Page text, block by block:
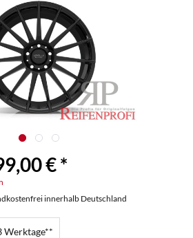
€ *
innerhalb Deutschland
Werktage**